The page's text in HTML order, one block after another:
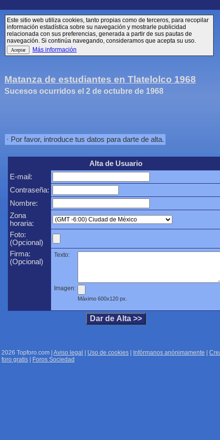
Este sitio web utiliza cookies, tanto propias como de terceros, para recopilar
información estadística sobre su navegación y mostrarle publicidad
relacionada con sus preferencias, generada a partir de sus pautas de
navegación. Si continúa navegando, consideramos que acepta su uso.
Más información
Matanza de estudiantes en Tlatelolco 1968
Sucesos ocurridos el 2 de octubre de 1968
· Por favor, introduce tus datos para darte de alta.
Alta de Usuario
E-mail:
Contraseña:
Nombre:
Zona
horaria:
Foto:
(Opcional)
Firma:
(Opcional)
Texto:
Imagen:
Máximo 600x120 px.
2026 Topforo.com | Aviso legal Uso de cookies Infórmanos anónimamente
foro gratis
Foros Sociedad